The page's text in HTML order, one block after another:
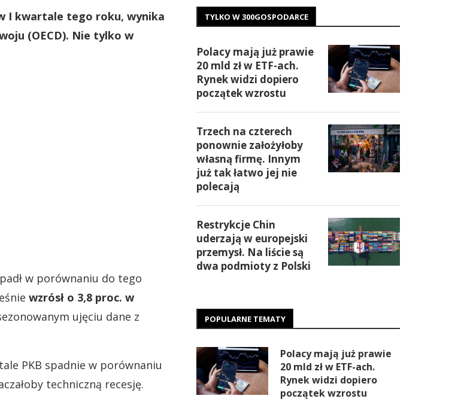
I kwartale tego roku, wynika
(OECD). Nie tylko w
w porównaniu do tego
wzrósł o 3,8 proc. w
ujęciu dane z
PKB spadnie w porównaniu
techniczną recesję.
TYLKO W 300GOSPODARCE
Polacy mają już prawie
20 mld zł w ETF-ach.
Rynek widzi dopiero
początek wzrostu
Trzech na czterech
ponownie założyłoby
własną firmę. Innym
już tak łatwo jej nie
polecają
Restrykcje Chin
uderzają w europejski
przemysł. Na liście są
dwa podmioty z Polski
POPULARNE TEMATY
Polacy mają już prawie
20 mld zł w ETF-ach.
Rynek widzi dopiero
początek wzrostu